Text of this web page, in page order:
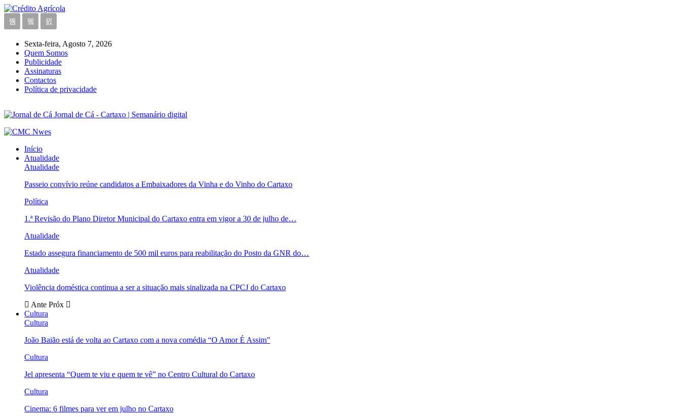
Sexta-feira, Agosto 7, 2026
Quem Somos
Publicidade
Assinaturas
Contactos
Política de privacidade
Jornal de Cá - Cartaxo | Semanário digital
Início
Atualidade
Atualidade
Passeio convívio reúne candidatos a Embaixadores da Vinha e do Vinho do Cartaxo
Política
1.ª Revisão do Plano Diretor Municipal do Cartaxo entra em vigor a 30 de julho de…
Atualidade
Estado assegura financiamento de 500 mil euros para reabilitação do Posto da GNR do…
Atualidade
Violência doméstica continua a ser a situação mais sinalizada na CPCJ do Cartaxo
Ante Próx
Cultura
Cultura
João Baião está de volta ao Cartaxo com a nova comédia “O Amor É Assim”
Cultura
Jel apresenta “Quem te viu e quem te vê” no Centro Cultural do Cartaxo
Cultura
Cinema: 6 filmes para ver em julho no Cartaxo